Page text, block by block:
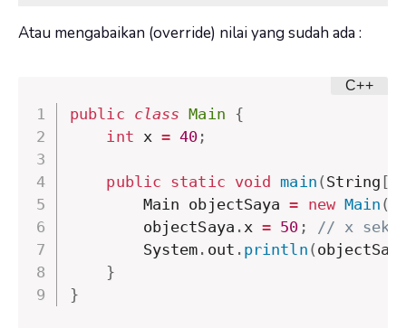
Atau mengabaikan (override) nilai yang sudah ada :
public class Main {
int x = 40 ;
public static void main ( String [
        Main objectSaya
= new Main (
        objectSaya
. x = 50 ;
// x
        System
. out . println (
}
}